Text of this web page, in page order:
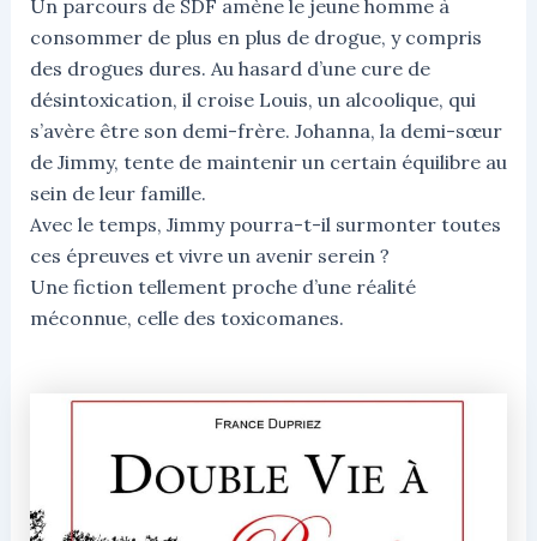
Un parcours de SDF amène le jeune homme à
consommer de plus en plus de drogue, y compris
des drogues dures. Au hasard d’une cure de
désintoxication, il croise Louis, un alcoolique, qui
s’avère être son demi-frère. Johanna, la demi-sœur
de Jimmy, tente de maintenir un certain équilibre au
sein de leur famille.
Avec le temps, Jimmy pourra-t-il surmonter toutes
ces épreuves et vivre un avenir serein ?
Une fiction tellement proche d’une réalité
méconnue, celle des toxicomanes.